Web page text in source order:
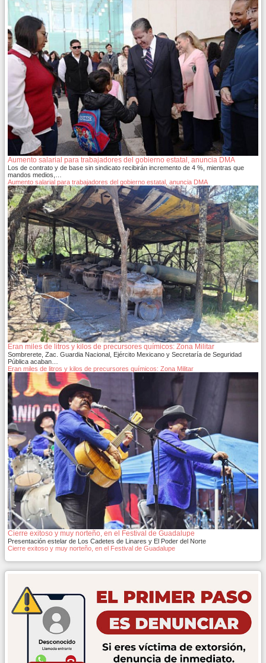
Aumento salarial para trabajadores del gobierno estatal, anuncia DMA
Los de contrato y de base sin sindicato recibirán incremento de 4 %, mientras que
mandos medios,…
Aumento salarial para trabajadores del gobierno estatal, anuncia DMA
Eran miles de litros y kilos de precursores químicos: Zona Militar
Sombrerete, Zac. Guardia Nacional, Ejército Mexicano y Secretaría de Seguridad
Pública acaban…
Eran miles de litros y kilos de precursores químicos: Zona Militar
Cierre exitoso y muy norteño, en el Festival de Guadalupe
Presentación estelar de Los Cadetes de Linares y El Poder del Norte
Cierre exitoso y muy norteño, en el Festival de Guadalupe